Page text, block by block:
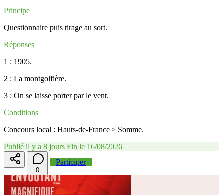
Principe
Questionnaire puis tirage au sort.
Réponses
1 : 1905.
2 : La montgolfière.
3 : On se laisse porter par le vent.
Conditions
Concours local : Hauts-de-France > Somme.
Publié il y a 8 jours Fin le 16/08/2026
0
Participer